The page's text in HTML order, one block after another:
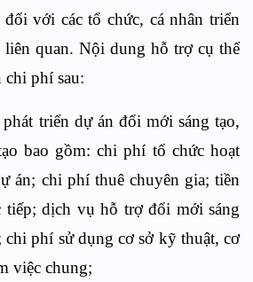
với các tổ chức, cá nhân triển
liên quan. Nội dung hỗ trợ cụ thể
chi phí sau:
triển dự án đổi mới sáng tạo,
bao gồm: chi phí tổ chức hoạt
án; chi phí thuê chuyên gia; tiền
tiếp; dịch vụ hỗ trợ đổi mới sáng
phí sử dụng cơ sở kỹ thuật, cơ
việc chung;